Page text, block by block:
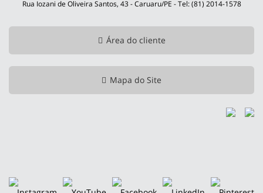
Rua Iozani de Oliveira Santos, 43 - Caruaru/PE - Tel: (81) 2014-1578
Área do cliente
Mapa do Site